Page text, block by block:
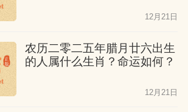
12月21日
农历二零二五年腊月廿六出生
的人属什么生肖？命运如何？
12月21日